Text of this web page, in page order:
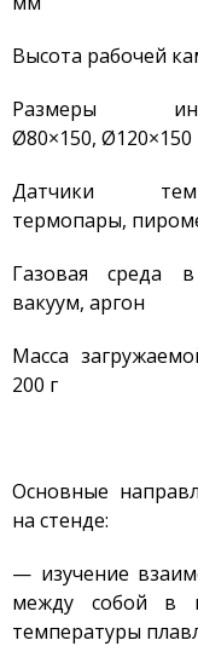
Высота рабочей
Размеры
Ø80×150,
Датчики
термопары,
Газовая среда
вакуум, аргон
Масса
200 г
Основные
на стенде:
— изучение
между собой в
температуры